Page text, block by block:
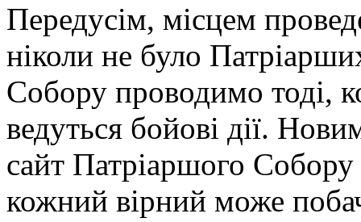
Передусім, місцем
ніколи не було
Собору проводимо тоді,
ведуться бойові дії.
сайт Патріаршого
кожний вірний може